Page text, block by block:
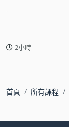
2小時
首頁 所有課程